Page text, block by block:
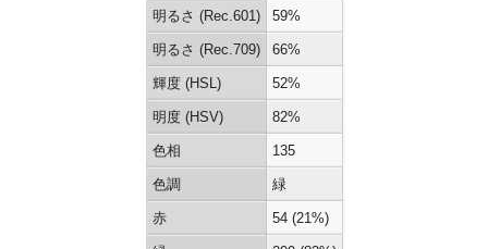
明るさ (Rec.601) 59%
明るさ (Rec.709) 66%
輝度 (HSL) 52%
明度 (HSV) 82%
色相 135
色調 緑
赤 54 (21%)